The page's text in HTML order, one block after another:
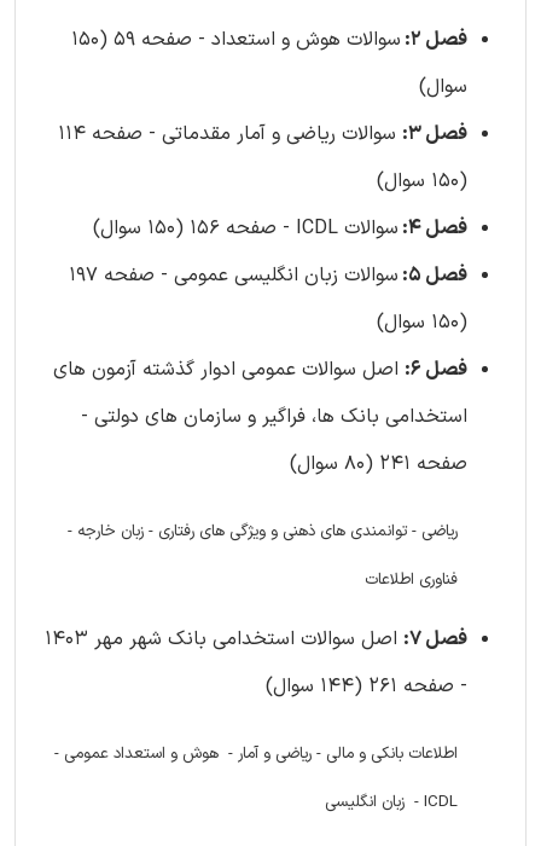
فصل 2:
سوالات هوش و استعداد - صفحه 59 (150
سوال)
فصل 3:
سوالات ریاضی و آمار مقدماتی - صفحه 114
(150 سوال)
فصل 4:
سوالات ICDL - صفحه 156 (150 سوال)
فصل 5:
سوالات زبان انگلیسی عمومی - صفحه 197
(150 سوال)
فصل 6:
اصل سوالات عمومی ادوار گذشته آزمون های
استخدامی بانک ها، فراگیر و سازمان های دولتی -
صفحه 241 (80 سوال)
ریاضی - توانمندی های ذهنی و ویژگی های رفتاری - زبان خارجه -
فناوری اطلاعات
فصل 7:
اصل سوالات استخدامی بانک شهر مهر 1403
- صفحه 261 (144 سوال)
اطلاعات بانکی و مالی - ریاضی و آمار - هوش و استعداد عمومی -
ICDL - زبان انگلیسی